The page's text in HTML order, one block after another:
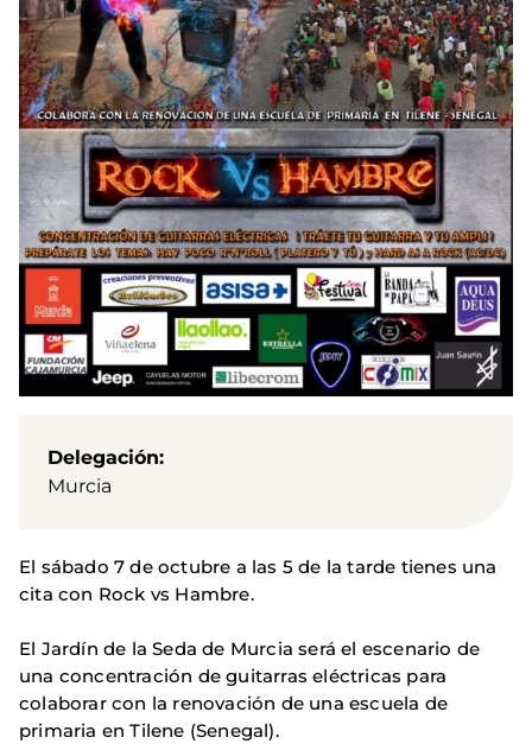
Delegación
Murcia
El sábado 7 de octubre a las 5 de la tarde tienes una
cita con Rock vs Hambre.
El Jardín de la Seda de Murcia será el escenario de
una concentración de guitarras eléctricas para
colaborar con la renovación de una escuela de
primaria en Tilene (Senegal).